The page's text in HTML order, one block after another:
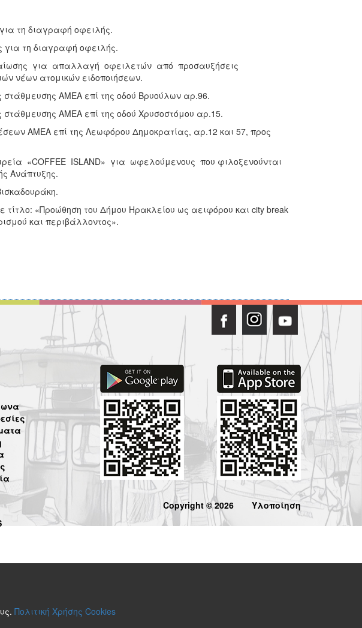
τη διαγραφή οφειλής.
για τη διαγραφή οφειλής.
για απαλλαγή οφειλετών από προσαυξήσεις
νέων ατομικών ειδοποιήσεων.
ΑΜΕΑ επί της οδού Βρυούλων αρ.96.
ΑΜΕΑ επί της οδού Χρυσοστόμου αρ.15.
ΑΜΕΑ επί της Λεωφόρου Δημοκρατίας, αρ.12 και 57, προς
«COFFEE ISLAND» για ωφελούμενους που φιλοξενούνται
Ανάπτυξης.
τίτλο: «Προώθηση του Δήμου Ηρακλείου ως αειφόρου και city break
και περιβάλλοντος».
Copyright © 2026 Υλοποίηση
Πολιτική Χρήσης Cookies